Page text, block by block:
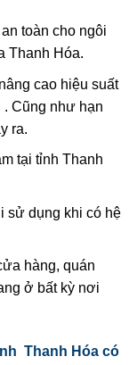
toàn cho ngôi
Thanh Hóa.
cao hiệu suất
Cũng như hạn
ra.
tại tỉnh Thanh
sử dụng khi có hệ
hàng, quán
ở bất kỳ nơi
Thanh Hóa có